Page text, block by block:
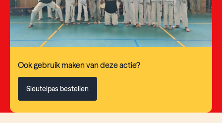
Ook gebruik maken van deze actie?
Sleutelpas bestellen